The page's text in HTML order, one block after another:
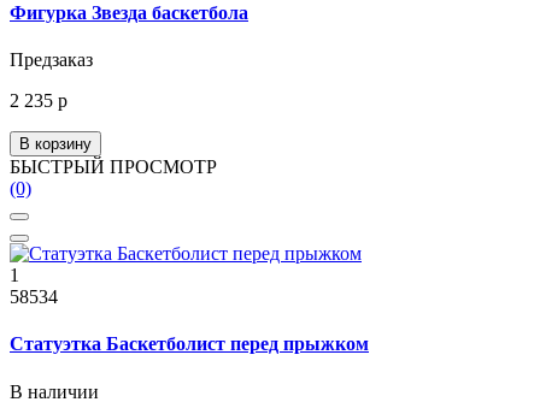
Фигурка Звезда баскетбола
Предзаказ
2 235 р
В корзину
БЫСТРЫЙ ПРОСМОТР
(0)
1
58534
Статуэтка Баскетболист перед прыжком
В наличии